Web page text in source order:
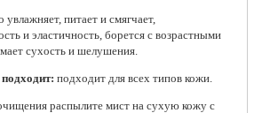
питает и смягчает,
и эластичность, борется с возрастными
сухость и шелушения.
подходит для всех типов кожи.
распылите мист на сухую кожу с